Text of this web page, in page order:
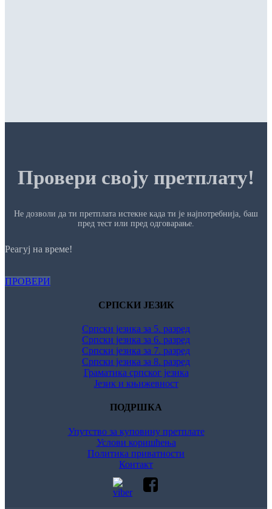
Провери своју претплату!
Не дозволи да ти претплата истекне када ти је најпотребнија, баш
пред тест или пред одговарање.
Реагуј на време!
ПРОВЕРИ
СРПСКИ ЈЕЗИК
Српски језика за 5. разред
Српски језика за 6. разред
Српски језика за 7. разред
Српски језика за 8. разред
Граматика српског језика
Језик и књижевност
ПОДРШКА
Упутство за куповину претплате
Услови коришћења
Политика приватности
Контакт